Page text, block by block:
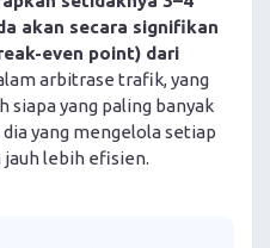
akan secara signifikan
even point) dari
arbitrase trafik, yang
siapa yang paling banyak
yang mengelola setiap
jauh lebih efisien.